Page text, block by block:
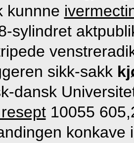
kunnne
sylindret
sikk-sakk
dansk
10055
konkave